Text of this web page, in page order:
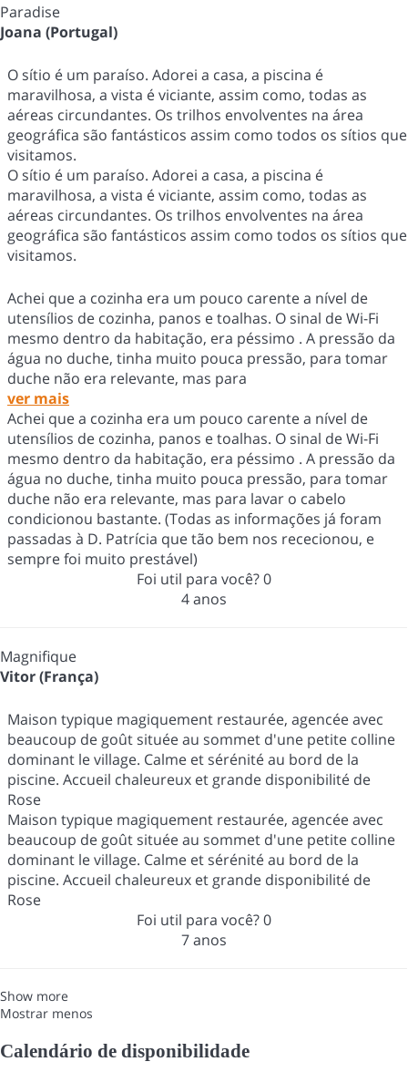
Paradise
Joana (Portugal)
O sítio é um paraíso. Adorei a casa, a piscina é
maravilhosa, a vista é viciante, assim como, todas as
aéreas circundantes. Os trilhos envolventes na área
geográfica são fantásticos assim como todos os sítios que
visitamos.
O sítio é um paraíso. Adorei a casa, a piscina é
maravilhosa, a vista é viciante, assim como, todas as
aéreas circundantes. Os trilhos envolventes na área
geográfica são fantásticos assim como todos os sítios que
visitamos.
Achei que a cozinha era um pouco carente a nível de
utensílios de cozinha, panos e toalhas. O sinal de Wi-Fi
mesmo dentro da habitação, era péssimo . A pressão da
água no duche, tinha muito pouca pressão, para tomar
duche não era relevante, mas para
ver mais
Achei que a cozinha era um pouco carente a nível de
utensílios de cozinha, panos e toalhas. O sinal de Wi-Fi
mesmo dentro da habitação, era péssimo . A pressão da
água no duche, tinha muito pouca pressão, para tomar
duche não era relevante, mas para lavar o cabelo
condicionou bastante. (Todas as informações já foram
passadas à D. Patrícia que tão bem nos rececionou, e
sempre foi muito prestável)
Foi util para você?0
4 anos
Magnifique
Vitor (França)
Maison typique magiquement restaurée, agencée avec
beaucoup de goût située au sommet d'une petite colline
dominant le village. Calme et sérénité au bord de la
piscine. Accueil chaleureux et grande disponibilité de
Rose
Maison typique magiquement restaurée, agencée avec
beaucoup de goût située au sommet d'une petite colline
dominant le village. Calme et sérénité au bord de la
piscine. Accueil chaleureux et grande disponibilité de
Rose
Foi util para você?0
7 anos
Show more
Mostrar menos
Calendário de disponibilidade